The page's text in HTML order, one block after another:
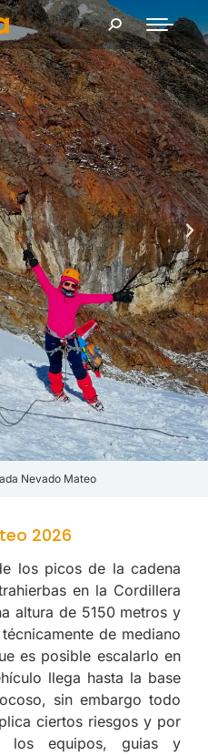
Nevado Mateo
2026
los picos de la cadena
en la Cordillera
altura de 5150 metros y
de mediano
es posible escalarlo en
llega hasta la base
sin embargo todo
ciertos riesgos y por
los equipos, guias y